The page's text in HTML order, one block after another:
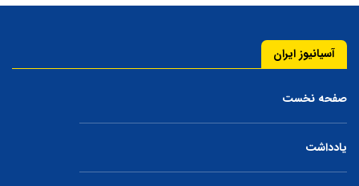
آسیانیوز ایران
صفحه نخست
یادداشت